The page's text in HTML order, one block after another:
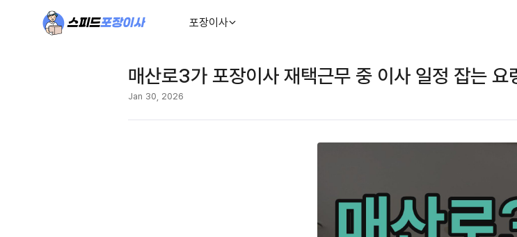
포장이사
매산로3가 포장이사 재택근무 중 이사 일정 잡는 요
Jan 30, 2026